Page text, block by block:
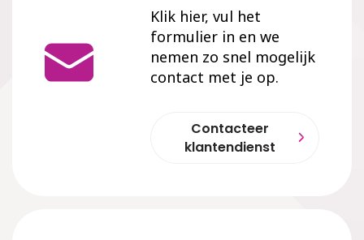
Klik hier, vul het
formulier in en we
nemen zo snel mogelijk
contact met je op.
Contacteer
klantendienst